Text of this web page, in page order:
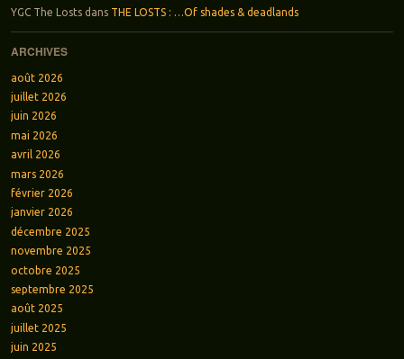
YGC The Lostsdans THE LOSTS : …Of shades & deadlands
ARCHIVES
août 2026
juillet 2026
juin 2026
mai 2026
avril 2026
mars 2026
février 2026
janvier 2026
décembre 2025
novembre 2025
octobre 2025
septembre 2025
août 2025
juillet 2025
juin 2025